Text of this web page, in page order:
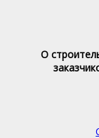
О